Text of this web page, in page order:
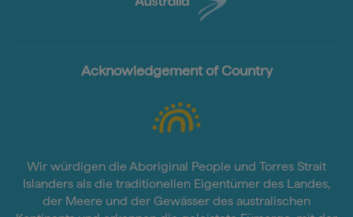
Acknowledgement of Country
Wir würdigen die Aboriginal People und Torres Strait
Islanders als die traditionellen Eigentümer des Landes,
der Meere und der Gewässer des australischen